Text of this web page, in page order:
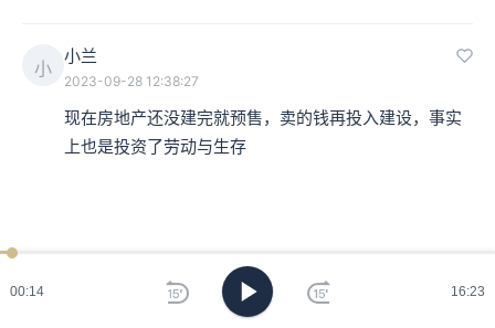
00:15 16:23
小
小兰
2023-09-28 12:38:27
现在房地产还没建完就预售，卖的钱再投入建设，事实
上也是投资了劳动与生存